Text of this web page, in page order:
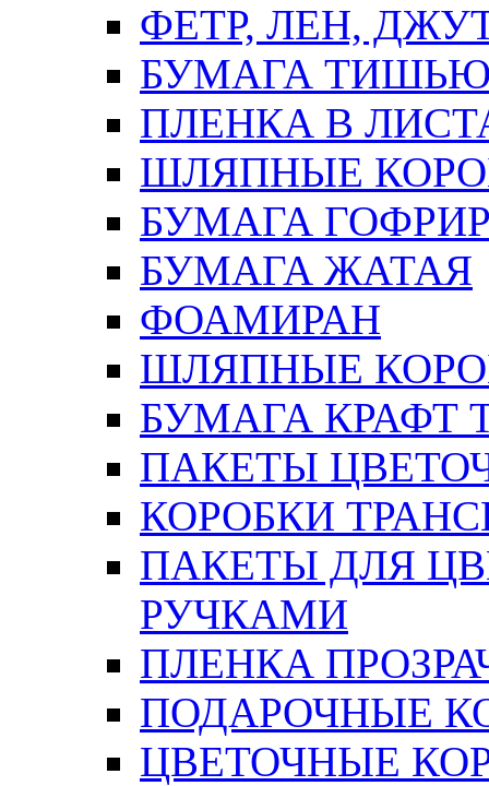
ФЕТР, ЛЕН,
БУМАГА
ПЛЕНКА В
ШЛЯПНЫЕ
БУМАГА
БУМАГА ЖАТАЯ
ФОАМИРАН
ШЛЯПНЫЕ
БУМАГА КРАФТ
ПАКЕТЫ
КОРОБКИ
ПАКЕТЫ ДЛЯ
РУЧКАМИ
ПЛЕНКА
ПОДАРОЧНЫЕ
ЦВЕТОЧНЫЕ